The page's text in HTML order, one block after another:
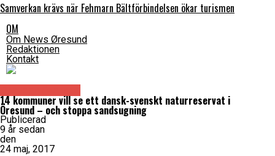
Samverkan krävs när Fehmarn Bältförbindelsen ökar turismen
OM
Om News Øresund
Redaktionen
Kontakt
14 kommuner vill se ett dansk-svenskt naturreservat i
Öresund – och stoppa sandsugning
Publicerad
9 år sedan
den
24 maj, 2017